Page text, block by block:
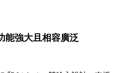
能強大且相容廣泛